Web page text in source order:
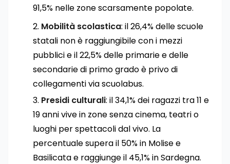
91,5% nelle zone scarsamente popolate.
Mobilità scolastica: il 26,4% delle scuole
statali non è raggiungibile con i mezzi
pubblici e il 22,5% delle primarie e delle
secondarie di primo grado è privo di
collegamenti via scuolabus.
Presidi culturali: il 34,1% dei ragazzi tra 11 e
19 anni vive in zone senza cinema, teatri o
luoghi per spettacoli dal vivo. La
percentuale supera il 50% in Molise e
Basilicata e raggiunge il 45,1% in Sardegna.